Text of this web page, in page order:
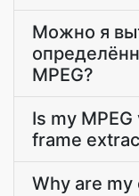
Можно я
MPEG?
Is my
frame
Why are